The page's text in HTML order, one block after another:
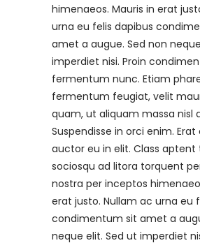
himenaeos. Mauris in erat
urna eu felis dapibus
amet a augue. Sed non
imperdiet nisi. Proin
fermentum nunc. Etiam
fermentum feugiat, velit
quam, ut aliquam massa nisl
Suspendisse in orci enim.
auctor eu in elit. Class aptent
sociosqu ad litora torquent
nostra per inceptos
erat justo. Nullam ac urna eu
condimentum sit amet a
neque elit. Sed ut imperdiet